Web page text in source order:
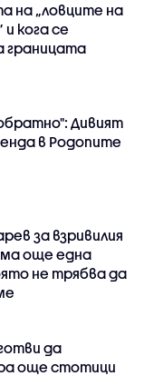
на „ловците на
и кога се
границата
Дивият
в Родопите
за взривилия
още една
не трябва да
да
още стотици